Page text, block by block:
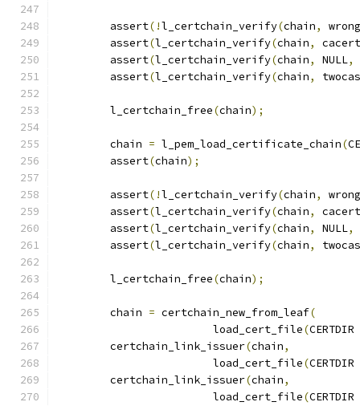
	assert
(!l_certchain_verify(chain,
	assert
(l_certchain_verify(chain,
cacert
	assert
(l_certchain_verify(chain, NULL,
	assert
(l_certchain_verify(chain, twocas
	l_certchain_free
(chain);
	chain
= l_pem_load_certificate_chain(
	assert
(chain);
	assert
(!l_certchain_verify(chain,
	assert
(l_certchain_verify(chain,
cacert
	assert
(l_certchain_verify(chain, NULL,
	assert
(l_certchain_verify(chain, twocas
	l_certchain_free
(chain);
	chain
= certchain_new_from_leaf(
			load_cert_file
(CERTDIR
	certchain_link_issuer
(chain,
			load_cert_file
(CERTDIR
	certchain_link_issuer
(chain,
			load_cert_file
(CERTDIR